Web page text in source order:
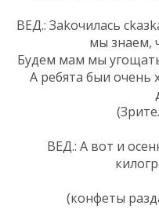
ВЕД.: Заkочилась
мы знаем,
Будем мам мы
А ребята быи очень
ВЕД.: А вот и
(конфеты